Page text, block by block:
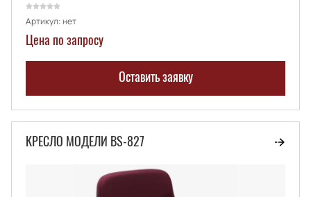
Артикул:нет
Цена по запросу
Оставить заявку
КРЕСЛО МОДЕЛИ BS-827